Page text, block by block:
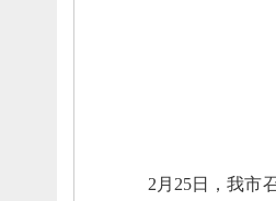
2月25日，我市